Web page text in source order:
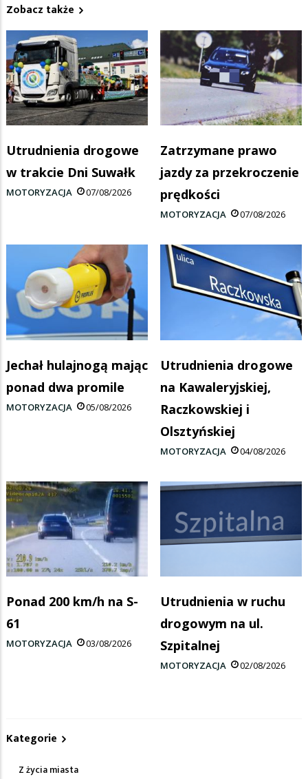
Zobacz także
Utrudnienia drogowe
w trakcie Dni Suwałk
MOTORYZACJA 07/08/2026
Zatrzymane prawo
jazdy za przekroczenie
prędkości
MOTORYZACJA 07/08/2026
Jechał hulajnogą mając
ponad dwa promile
MOTORYZACJA 05/08/2026
Utrudnienia drogowe
na Kawaleryjskiej,
Raczkowskiej i
Olsztyńskiej
MOTORYZACJA 04/08/2026
Ponad 200 km/h na S-
61
MOTORYZACJA 03/08/2026
Utrudnienia w ruchu
drogowym na ul.
Szpitalnej
MOTORYZACJA 02/08/2026
Kategorie
Z życia miasta